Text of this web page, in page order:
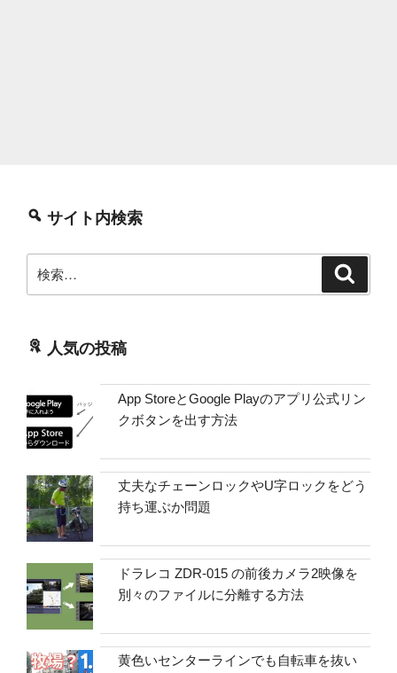
サイト内検索
索:
人気の投稿
App StoreとGoogle Playのアプリ公式リン
クボタンを出す方法
丈夫なチェーンロックやU字ロックをどう
持ち運ぶか問題
ドラレコ ZDR-015 の前後カメラ2映像を
別々のファイルに分離する方法
黄色いセンターラインでも自転車を抜い